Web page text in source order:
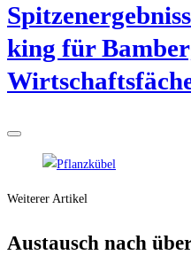
king für
Weiterer Artikel
Aus­tausch nach